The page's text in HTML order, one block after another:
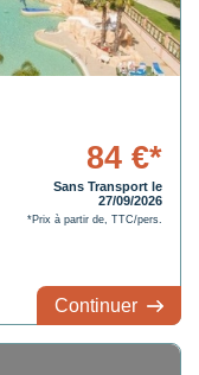
84 €*
Sans Transport le
27/09/2026
*Prix à partir de, TTC/pers.
Continuer